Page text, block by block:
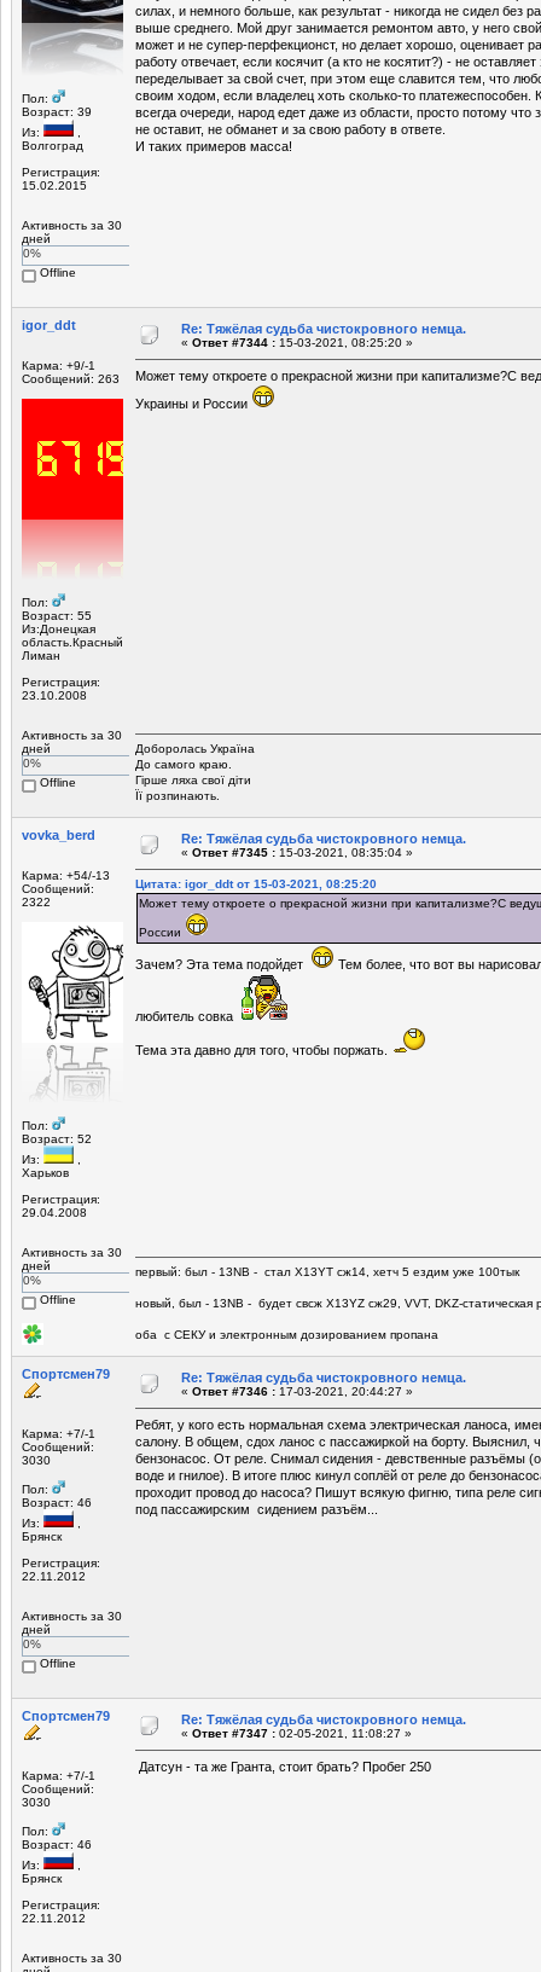
Пол:
Возраст: 39
Из:
Волгоград
Регистрация:
15.02.2015
Активность за 30
дней
0%
Offline
силах, и немного больше, как результат - никогда не сидел без
выше среднего. Мой друг занимается ремонтом авто, у него
может и не супер-перфекционст, но делает хорошо, оценивает
работу отвечает, если косячит (а кто не косятит?) - не
переделывает за свой счет, при этом еще славится тем, что
своим ходом, если владелец хоть сколько-то платежеспособен.
всегда очереди, народ едет даже из области, просто потому что
не оставит, не обманет и за свою работу в ответе.
И таких примеров масса!
igor_ddt
Карма: +9/-1
Сообщений: 263
Пол:
Возраст: 55
Из:Донецкая
область.Красный
Лиман
Регистрация:
23.10.2008
Активность за 30
дней
0%
Offline
Re: Тяжёлая судьба чистокровного немца.
« Ответ #7344 : 15-03-2021, 08:25:20 »
Может тему откроете о прекрасной жизни при капитализме?C
Украины и России
Доборолась Україна
До самого краю.
Гірше ляха свої діти
Її розпинають.
vovka_berd
Карма: +54/-13
Сообщений:
2322
Пол:
Возраст: 52
Из:
Харьков
Регистрация:
29.04.2008
Активность за 30
дней
0%
Offline
Re: Тяжёлая судьба чистокровного немца.
« Ответ #7345 : 15-03-2021, 08:35:04 »
Цитата: igor_ddt от 15-03-2021, 08:25:20
Может тему откроете о прекрасной жизни при капитализме?C
России
Зачем? Эта тема подойдет Тем более, что вот вы
любитель совка
Тема эта давно для того, чтобы поржать.
первый: был - 13NB - стал Х13YT сж14, хетч 5 ездим уже 100тык
новый, был - 13NB - будет свсж Х13YZ сж29, VVT, DKZ-статическая
оба с СЕКУ и электронным дозированием пропана
Спортсмен79
Карма: +7/-1
Сообщений:
3030
Пол:
Возраст: 46
Из:
Брянск
Регистрация:
22.11.2012
Активность за 30
дней
0%
Offline
Re: Тяжёлая судьба чистокровного немца.
« Ответ #7346 : 17-03-2021, 20:44:27 »
Ребят, у кого есть нормальная схема электрическая ланоса,
салону. В общем, сдох ланос с пассажиркой на борту. Выяснил,
бензонасос. От реле. Снимал сидения - девственные разъёмы
воде и гнилое). В итоге плюс кинул соплёй от реле до
проходит провод до насоса? Пишут всякую фигню, типа реле
под пассажирским сидением разъём...
Спортсмен79
Карма: +7/-1
Сообщений:
3030
Пол:
Возраст: 46
Из:
Брянск
Регистрация:
22.11.2012
Активность за 30
Re: Тяжёлая судьба чистокровного немца.
« Ответ #7347 : 02-05-2021, 11:08:27 »
Датсун - та же Гранта, стоит брать? Пробег 250